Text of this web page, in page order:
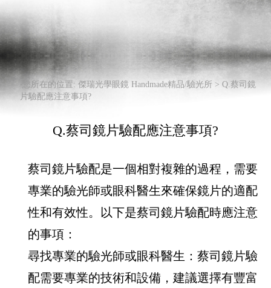
‧您所在的位置: 傑瑞光學眼鏡 Handmade精品/驗光所 > Q.蔡司鏡
片驗配應注意事項?
Q.蔡司鏡片驗配應注意事項?
蔡司鏡片驗配是一個相對複雜的過程，需要
專業的驗光師或眼科醫生來確保鏡片的適配
性和有效性。以下是蔡司鏡片驗配時應注意
的事項：
尋找專業的驗光師或眼科醫生：蔡司鏡片驗
配需要專業的技術和設備，建議選擇有豐富